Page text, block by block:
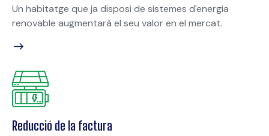
Un habitatge que ja disposi de sistemes d'energia
renovable augmentarà el seu valor en el mercat.
Reducció de la factura